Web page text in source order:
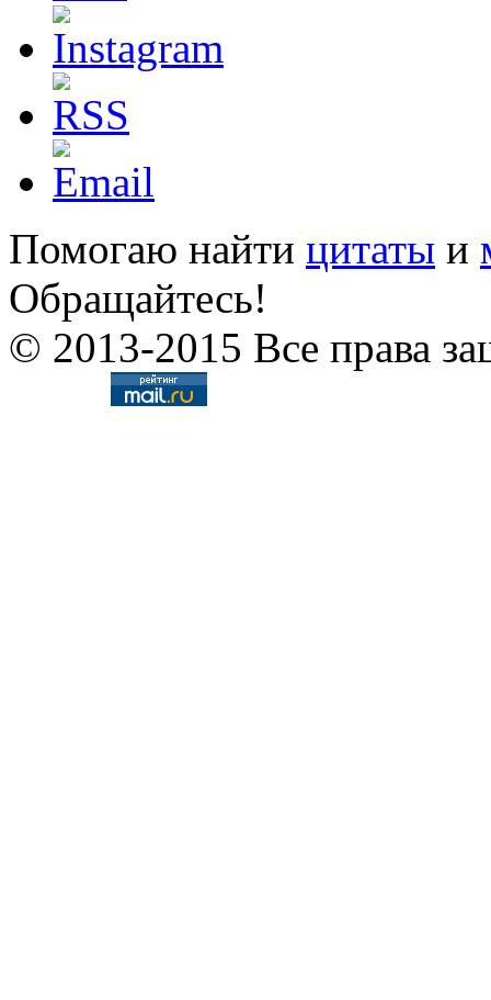
Помогаю найти цитаты и
Обращайтесь!
© 2013-2015 Все права